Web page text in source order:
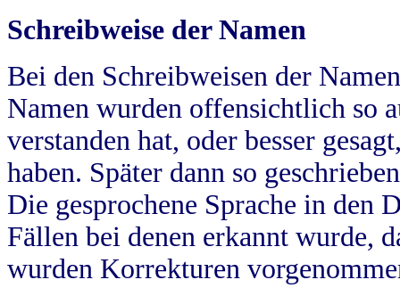
Schreibweise der Namen
Bei den Schreibweisen der
Namen wurden offensichtlich so
verstanden hat, oder besser
haben. Später dann so
Die gesprochene Sprache in
Fällen bei denen erkannt wurde,
wurden Korrekturen